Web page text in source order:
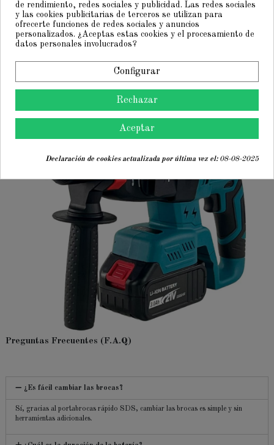
Preguntas Frecuentes (F.A.Q)
¿Es fácil cambiar las brocas?
Sí, gracias al portabrocas rápido SDS, cambiar las brocas es simple y sin
herramientas adicionales.
de rendimiento, redes sociales y publicidad. Las redes sociales
y las cookies publicitarias de terceros se utilizan para
ofrecerte funciones de redes sociales y anuncios
personalizados. ¿Aceptas estas cookies y el procesamiento de
datos personales involucrados?
Configurar
Rechazar
Aceptar
Declaración de cookies actualizada por última vez el:08-08-2025